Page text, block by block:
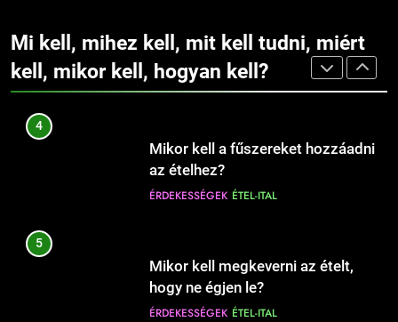
Mikor érdemes bébiszittert
fogadni a gyermek mellé?
CSALÁD-GYEREK-KAPCSOLATOK
9
Babanevek kiválasztása: tippek és
szempontok a döntéshez
CSALÁD-GYEREK-KAPCSOLATOK
10
Hogyan válassz keresztnevet?
CSALÁD-GYEREK-KAPCSOLATOK
Mi kell, mihez kell, mit kell tudni, miért
kell, mikor kell, hogyan kell?
Mikor kell olajat, és mikor vajat
használni sütéshez?
ÉRDEKESSÉGEK ÉTEL-ITAL
4
Mikor kell a fűszereket hozzáadni
az ételhez?
ÉRDEKESSÉGEK ÉTEL-ITAL
5
Mikor kell megkeverni az ételt,
hogy ne égjen le?
ÉRDEKESSÉGEK ÉTEL-ITAL
váltani?
AUTÓ-MOTOR-JÁRMŰVEK ÉRDEKESSÉGEK
fogyókúrát?
EGÉSZSÉG ÉLETMÓD
fordulni?
EGÉSZSÉG ÉRDEKESSÉGEK